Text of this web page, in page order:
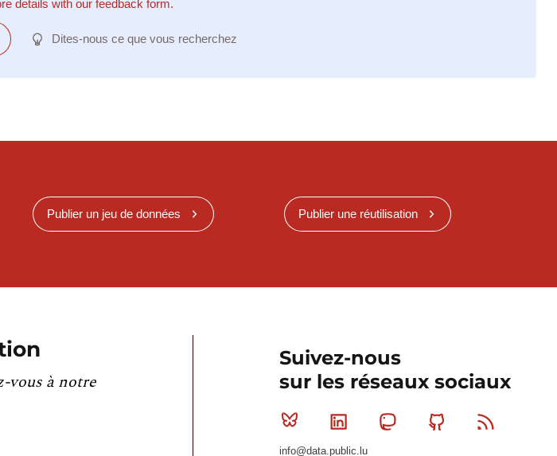
details with our feedback form.
Dites-nous ce que vous recherchez
Publier un jeu de données Publier une réutilisation
vous à notre
Suivez-nous
sur les réseaux sociaux
Bluesky Linkedin MastodonGithub
info@data.public.lu